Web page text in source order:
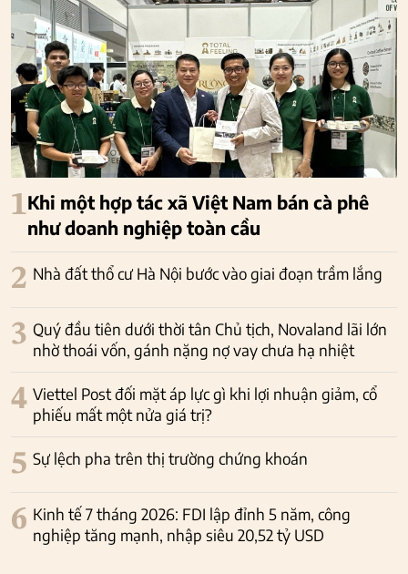
1Khi một hợp tác xã Việt Nam bán cà phê
như doanh nghiệp toàn cầu
2 Nhà đất thổ cư Hà Nội bước vào giai đoạn trầm lắng
3 Quý đầu tiên dưới thời tân Chủ tịch, Novaland lãi lớn
nhờ thoái vốn, gánh nặng nợ vay chưa hạ nhiệt
4 Viettel Post đối mặt áp lực gì khi lợi nhuận giảm, cổ
phiếu mất một nửa giá trị?
5 Sự lệch pha trên thị trường chứng khoán
6 Kinh tế 7 tháng 2026: FDI lập đỉnh 5 năm, công
nghiệp tăng mạnh, nhập siêu 20,52 tỷ USD